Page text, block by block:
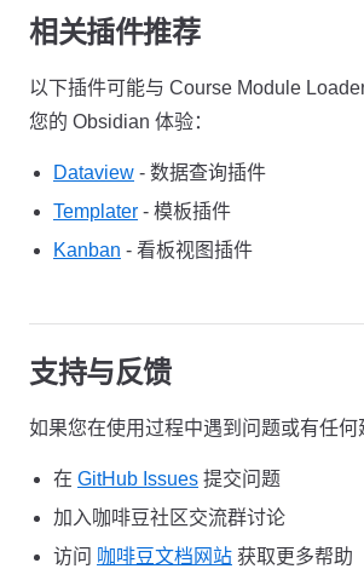
相关插件推荐
以下插件可能与 Course Module
您的 Obsidian 体验：
Dataview - 数据查询插件
Templater - 模板插件
Kanban - 看板视图插件
支持与反馈
如果您在使用过程中遇到问题或有任何
在 GitHub Issues 提交问题
加入咖啡豆社区交流群讨论
访问 咖啡豆文档网站 获取更多帮助